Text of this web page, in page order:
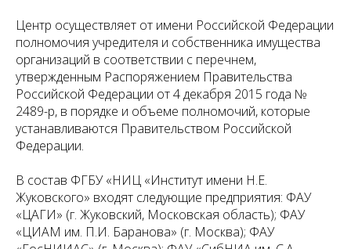
Центр осуществляет от имени Российской Федерации
полномочия учредителя и собственника имущества
организаций в соответствии с перечнем,
утвержденным Распоряжением Правительства
Российской Федерации от 4 декабря 2015 года №
2489-р, в порядке и объеме полномочий, которые
устанавливаются Правительством Российской
Федерации.
В состав ФГБУ «НИЦ «Институт имени Н.Е.
Жуковского» входят следующие предприятия: ФАУ
«ЦАГИ» (г. Жуковский, Московская область); ФАУ
«ЦИАМ им. П.И. Баранова» (г. Москва); ФАУ